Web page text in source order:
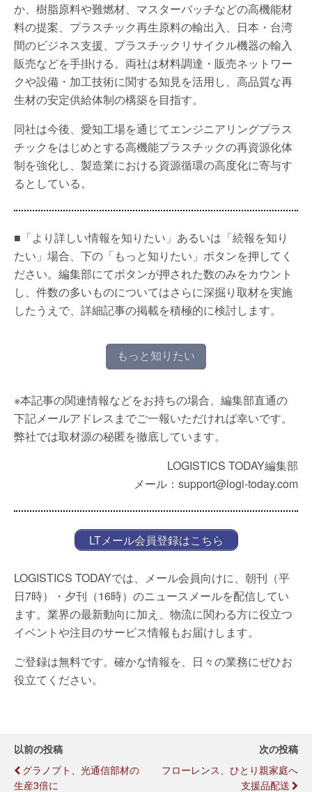
か、樹脂原料や難燃材、マスターバッチなどの高機能材
料の提案、プラスチック再生原料の輸出入、日本・台湾
間のビジネス支援、プラスチックリサイクル機器の輸入
販売などを手掛ける。両社は材料調達・販売ネットワー
クや設備・加工技術に関する知見を活用し、高品質な再
生材の安定供給体制の構築を目指す。
同社は今後、愛知工場を通じてエンジニアリングプラス
チックをはじめとする高機能プラスチックの再資源化体
制を強化し、製造業における資源循環の高度化に寄与す
るとしている。
■「より詳しい情報を知りたい」あるいは「続報を知り
たい」場合、下の「もっと知りたい」ボタンを押してく
ださい。編集部にてボタンが押された数のみをカウント
し、件数の多いものについてはさらに深掘り取材を実施
したうえで、詳細記事の掲載を積極的に検討します。
もっと知りたい
※本記事の関連情報などをお持ちの場合、編集部直通の
下記メールアドレスまでご一報いただければ幸いです。
弊社では取材源の秘匿を徹底しています。
LOGISTICS TODAY編集部
メール：support@logi-today.com
LTメール会員登録はこちら
LOGISTICS TODAYでは、メール会員向けに、朝刊（平
日7時）・夕刊（16時）のニュースメールを配信してい
ます。業界の最新動向に加え、物流に関わる方に役立つ
イベントや注目のサービス情報もお届けします。
ご登録は無料です。確かな情報を、日々の業務にぜひお
役立てください。
以前の投稿
グラノプト、光通信部材の
生産3倍に
次の投稿
フローレンス、ひとり親家庭へ
支援品配送